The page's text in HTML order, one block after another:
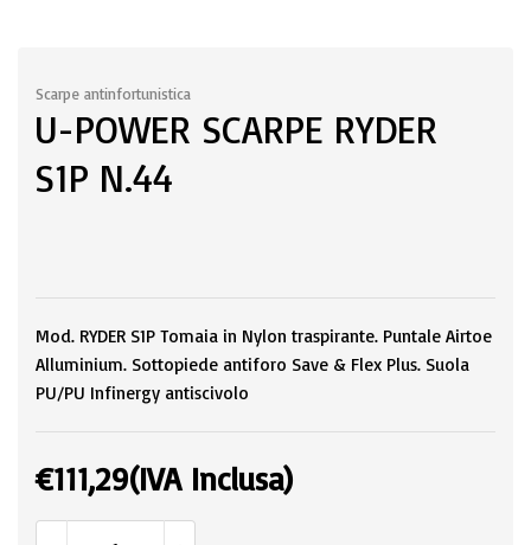
Scarpe antinfortunistica
U-POWER SCARPE RYDER
S1P N.44
Mod. RYDER S1P Tomaia in Nylon traspirante. Puntale Airtoe
Alluminium. Sottopiede antiforo Save & Flex Plus. Suola
PU/PU Infinergy antiscivolo
€111,29(IVA Inclusa)